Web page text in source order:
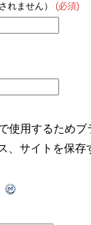
れません） (必須)
使用するためブ
、サイトを保存